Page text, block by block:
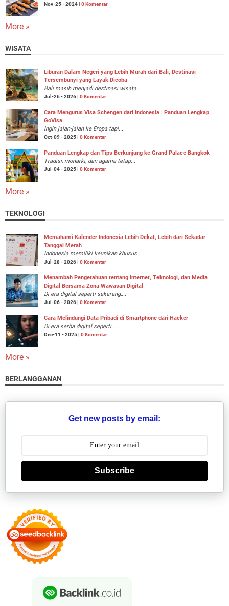
Nov-25 - 2024 | 0 Komentar
More »
WISATA
Liburan Dalam Negeri yang Lebih Murah dari Bali, Destinasi
Tersembunyi yang Layak Dicoba
Bali masih menjadi destinasi wisata...
Jul-26 - 2026 | 0 Komentar
Cara Mengurus Visa Schengen dari Indonesia | Panduan Lengkap
GoVisa
Ingin jalan-jalan ke Eropa tapi...
Oct-09 - 2025 | 0 Komentar
Panduan Lengkap dan Tips Berkunjung ke Grand Palace Bangkok
Tradisi, monarki, dan agama tetap...
Jul-04 - 2025 | 0 Komentar
More »
TEKNOLOGI
Memahami Kalender Indonesia Lebih Dekat, Lebih dari Sekadar
Tanggal Merah
Indonesia memiliki keunikan khusus...
Jul-28 - 2026 | 0 Komentar
Menambah Pengetahuan tentang Internet, Teknologi, dan Media
Digital Bersama Zona Wawasan Digital
Di era digital seperti sekarang,...
Jul-06 - 2026 | 0 Komentar
Cara Melindungi Data Pribadi di Smartphone dari Hacker
Di era serba digital seperti...
Dec-11 - 2025 | 0 Komentar
More »
BERLANGGANAN
Get new posts by email:
Subscribe